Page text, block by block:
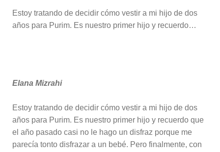
Estoy tratando de decidir cómo vestir a mi hijo de dos
años para Purim. Es nuestro primer hijo y recuerdo…
Elana Mizrahi
Estoy tratando de decidir cómo vestir a mi hijo de dos
años para Purim. Es nuestro primer hijo y recuerdo que
el año pasado casi no le hago un disfraz porque me
parecía tonto disfrazar a un bebé. Pero finalmente, con